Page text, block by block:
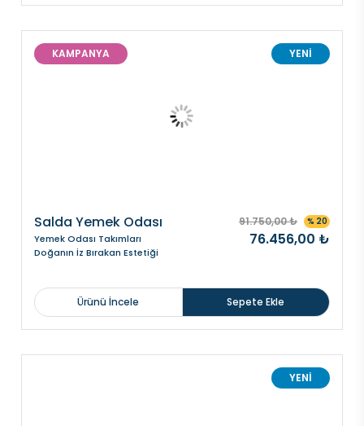
KAMPANYA YENİ
Salda Yemek Odası
Yemek Odası Takımları
Doğanın İz Bırakan Estetiği
91.750,00 ₺ % 20
76.456,00 ₺
Ürünü İncele Sepete Ekle
YENİ